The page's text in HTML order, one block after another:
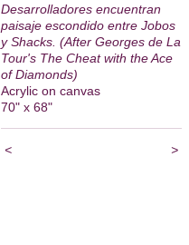
Desarrolladores encuentran
paisaje escondido entre Jobos
y Shacks. (After Georges de La
Tour's The Cheat with the Ace
of Diamonds)
Acrylic on canvas
70" x 68"
< >